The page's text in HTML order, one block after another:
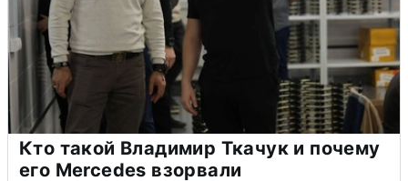
Кто такой Владимир Ткачук и почему
его Mercedes взорвали